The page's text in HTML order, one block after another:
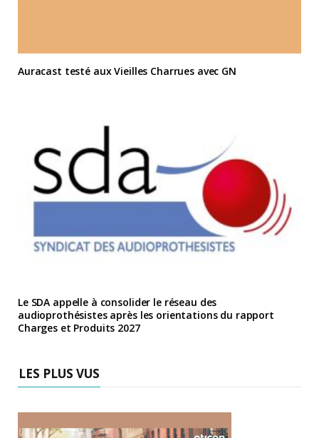
Auracast testé aux Vieilles Charrues avec GN
Le SDA appelle à consolider le réseau des
audioprothésistes après les orientations du rapport
Charges et Produits 2027
LES PLUS VUS